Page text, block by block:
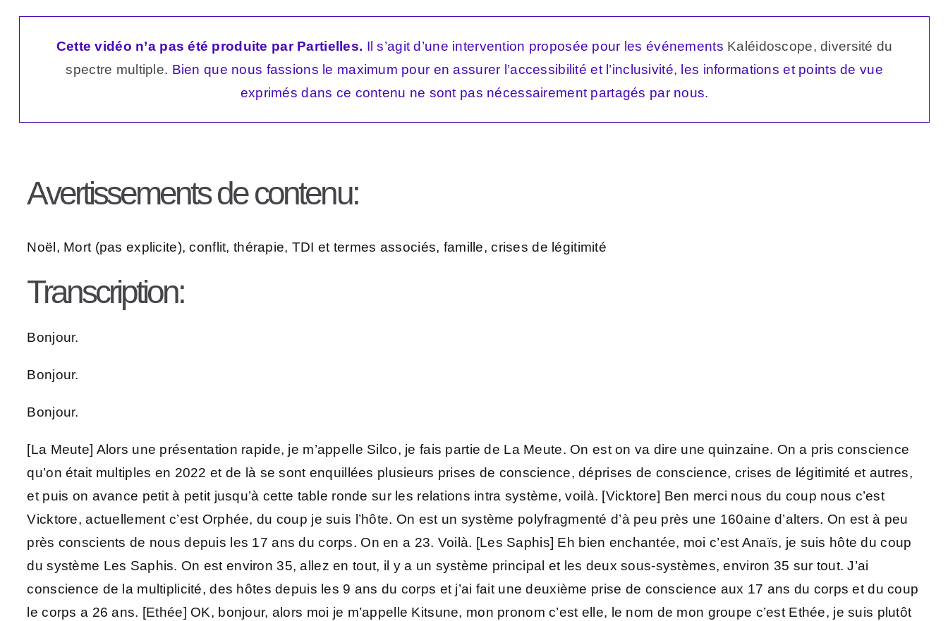
Cette vidéo n’a pas été produite par Partielles. Il s’agit d’une intervention proposée pour les événements Kaléidoscope, diversité du
spectre multiple. Bien que nous fassions le maximum pour en assurer l’accessibilité et l’inclusivité, les informations et points de vue
exprimés dans ce contenu ne sont pas nécessairement partagés par nous.
Avertissements de contenu:
Noël, Mort (pas explicite), conflit, thérapie, TDI et termes associés, famille, crises de légitimité
Transcription:
Bonjour.
Bonjour.
Bonjour.
[La Meute] Alors une présentation rapide, je m’appelle Silco, je fais partie de La Meute. On est on va dire une quinzaine. On a pris conscience
qu’on était multiples en 2022 et de là se sont enquillées plusieurs prises de conscience, déprises de conscience, crises de légitimité et autres,
et puis on avance petit à petit jusqu’à cette table ronde sur les relations intra système, voilà. [Vicktore] Ben merci nous du coup nous c’est
Vicktore, actuellement c’est Orphée, du coup je suis l’hôte. On est un système polyfragmenté d’à peu près une 160aine d’alters. On est à peu
près conscients de nous depuis les 17 ans du corps. On en a 23. Voilà. [Les Saphis] Eh bien enchantée, moi c’est Anaïs, je suis hôte du coup
du système Les Saphis. On est environ 35, allez en tout, il y a un système principal et les deux sous-systèmes, environ 35 sur tout. J’ai
conscience de la multiplicité, des hôtes depuis les 9 ans du corps et j’ai fait une deuxième prise de conscience aux 17 ans du corps et du coup
le corps a 26 ans. [Ethée] OK, bonjour, alors moi je m’appelle Kitsune, mon pronom c’est elle, le nom de mon groupe c’est Ethée, je suis plutôt